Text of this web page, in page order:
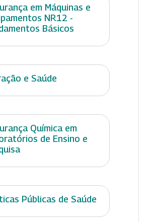
em Máquinas e
NR12 -
Básicos
e Saúde
Química em
de Ensino e
Públicas de Saúde